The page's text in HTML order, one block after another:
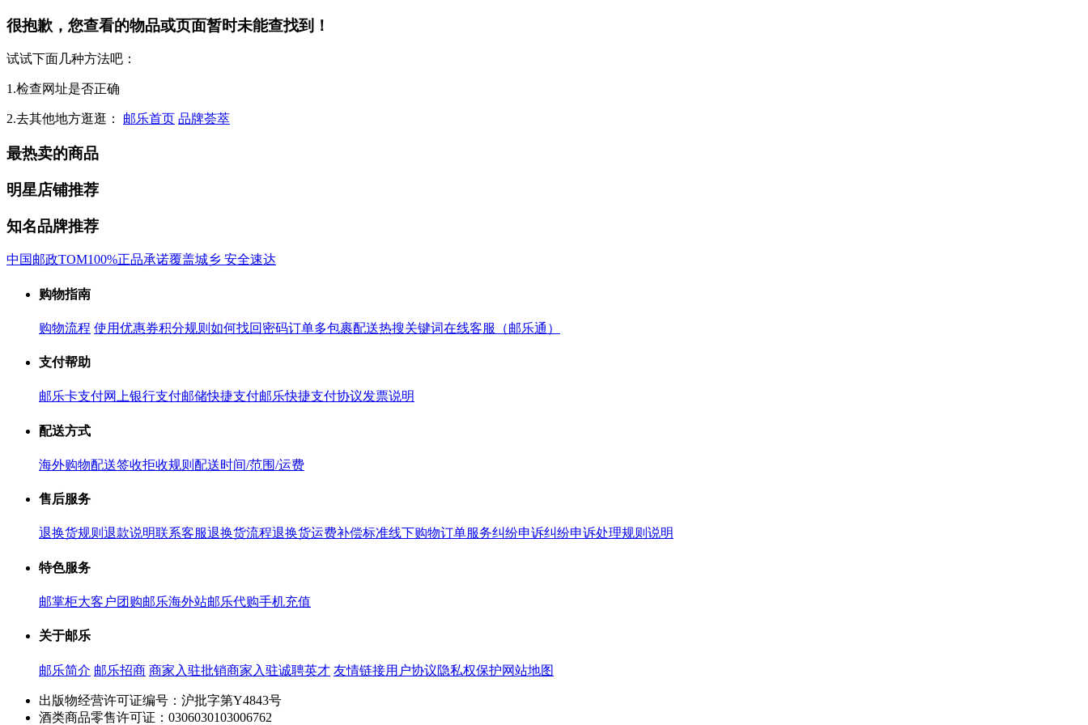
很抱歉，您查看的物品或页面暂时未能查找到！
试试下面几种方法吧：
1.检查网址是否正确
2.去其他地方逛逛： 邮乐首页 品牌荟萃
最热卖的商品
明星店铺推荐
知名品牌推荐
中国邮政TOM100%正品承诺覆盖城乡 安全速达
购物指南
购物流程 使用优惠券积分规则 如何找回密码订单多包裹配送热搜关键词在线客服（邮乐通）
支付帮助
邮乐卡支付网上银行支付邮储快捷支付邮乐快捷支付协议发票说明
配送方式
海外购物配送签收拒收规则 配送时间/范围/运费
售后服务
退换货规则 退款说明联系客服退换货流程退换货运费补偿标准线下购物订单服务纠纷申诉纠纷申诉处理规则说明
特色服务
邮掌柜大客户团购邮乐海外站邮乐代购手机充值
关于邮乐
邮乐简介 邮乐招商 商家入驻批销商家入驻诚聘英才 友情链接用户协议隐私权保护网站地图
出版物经营许可证编号：沪批字第Y4843号
酒类商品零售许可证：0306030103006762